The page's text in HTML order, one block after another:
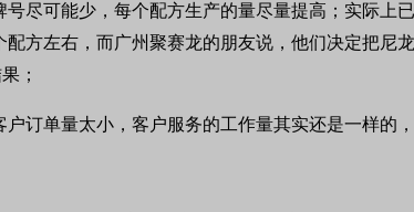
尽可能少，每个配方生产的量尽量提高；实际上
配方左右，而广州聚赛龙的朋友说，他们决定把尼龙
；
订单量太小，客户服务的工作量其实还是一样的